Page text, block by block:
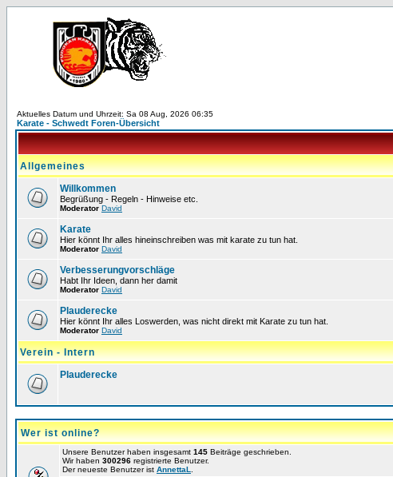
Aktuelles Datum und Uhrzeit: Sa 08 Aug, 2026 06:35
Karate - Schwedt Foren-Übersicht
Allgemeines
Willkommen
Begrüßung - Regeln - Hinweise etc.
Moderator David
Karate
Hier könnt Ihr alles hineinschreiben was mit karate zu tun hat.
Moderator David
Verbesserungvorschläge
Habt Ihr Ideen, dann her damit
Moderator David
Plauderecke
Hier könnt Ihr alles Loswerden, was nicht direkt mit Karate zu tun hat.
Moderator David
Verein - Intern
Plauderecke
Wer ist online?
Unsere Benutzer haben insgesamt 145 Beiträge geschrieben.
Wir haben 300296 registrierte Benutzer.
Der neueste Benutzer ist AnnettaL